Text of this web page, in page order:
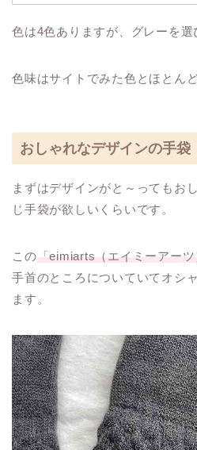
色は4色ありますが、グレーを選
色味はサイトでみた色とほとん
おしゃれなデザインの手袋
まずはデザインがと～ってもお
じ手袋が欲しいくらいです。
この 「eimiarts（エイミーアー
手首のところについていてオシ
ます。